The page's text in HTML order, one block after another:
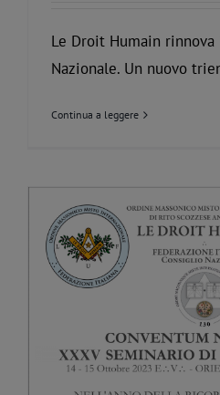
Le Droit Humain
Nazionale. Un nuovo
Continua a leggere